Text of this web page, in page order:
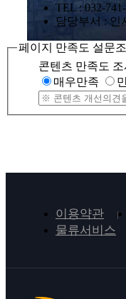
TEL : 032-
담당부서 : 인
페이지 만족도 설문
콘텐츠 만족도
매우만족
이용약관
물류서비스